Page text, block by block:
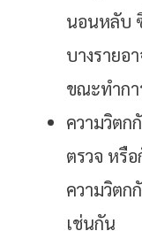
นอนหลับ
บางรายอ
ขณะทำกา
ความวิตก
ตรวจ หรื
ความวิตก
เช่นกัน